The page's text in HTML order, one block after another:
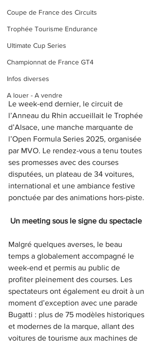
Coupe de France des Circuits
Trophée Tourisme Endurance
Ultimate Cup Series
Championnat de France GT4
Infos diverses
A louer - A vendre
Le week-end dernier, le circuit de
l’Anneau du Rhin accueillait le Trophée
d’Alsace, une manche marquante de
l’Open Formula Series 2025, organisée
par MVO. Le rendez-vous a tenu toutes
ses promesses avec des courses
disputées, un plateau de 34 voitures,
international et une ambiance festive
ponctuée par des animations hors-piste.
Un meeting sous le signe du spectacle
Malgré quelques averses, le beau
temps a globalement accompagné le
week-end et permis au public de
profiter pleinement des courses. Les
spectateurs ont également eu droit à un
moment d’exception avec une parade
Bugatti : plus de 75 modèles historiques
et modernes de la marque, allant des
voitures de tourisme aux machines de